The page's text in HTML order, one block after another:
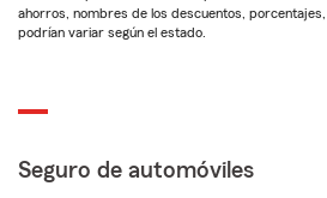
ahorros, nombres de los descuentos,
podrían variar según el estado.
Seguro de automóviles